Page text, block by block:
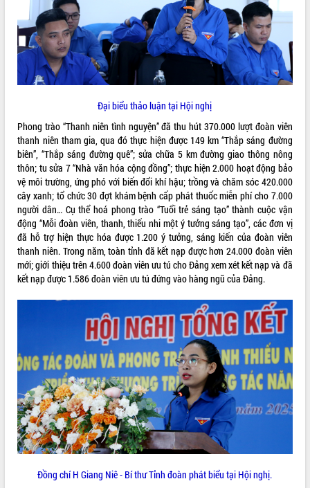
VIDEO
Lễ truy tặng danh hiệu “Bà Mẹ Việt
Nam Anh hùng” và trao Huân chương
Lao động
UBND tỉnh Đắk Lắk triển khai nhiệm
vụ 6 tháng cuối năm 2026
Kỳ họp thứ Hai, Hội đồng nhân dân
tỉnh khóa XI quyết nghị nhiều nội dung
quan trọng
Triết thăm, tặng quà người có công với
Rà soát, hoàn thiện hệ thống thiết chế
văn hóa, thể thao đáp ứng yêu cầu
phát triển mới
Thường trực HĐND tỉnh Đắk Lắk gặp
mặt Đoàn chuyên gia y tế TP. Hồ Chí
Minh
Lễ truy điệu và an táng hài cốt liệt sĩ
tại Nghĩa trang Liệt sĩ xã Sơn Hòa
Bàn giải pháp tháo gỡ khó khăn trong
xuất khẩu sầu riêng và triển khai quy
ALBUM ẢNH
LIÊN KẾT WEB
THỐNG KÊ TRUY CẬP
Đại biểu thảo luận tại Hội nghị
Phong trào “Thanh niên tình nguyện” đã thu hút 370.000 lượt đoàn viên
thanh niên tham gia, qua đó thực hiện được 149 km “Thắp sáng đường
biên”, “Thắp sáng đường quê”; sửa chữa 5 km đường giao thông nông
thôn; tu sửa 7 “Nhà văn hóa cộng đồng”; thực hiện 2.000 hoạt động bảo
vệ môi trường, ứng phó với biến đổi khí hậu; trồng và chăm sóc 420.000
cây xanh; tổ chức 30 đợt khám bệnh cấp phát thuốc miễn phí cho 7.000
người dân… Cụ thể hoá phong trào “Tuổi trẻ sáng tạo” thành cuộc vận
động “Mỗi đoàn viên, thanh, thiếu nhi một ý tưởng sáng tạo”, các đơn vị
đã hỗ trợ hiện thực hóa được 1.200 ý tưởng, sáng kiến của đoàn viên
thanh niên. Trong năm, toàn tỉnh đã kết nạp được hơn 24.000 đoàn viên
mới; giới thiệu trên 4.600 đoàn viên ưu tú cho Đảng xem xét kết nạp và đã
kết nạp được 1.586 đoàn viên ưu tú đứng vào hàng ngũ của Đảng.
Đồng chí H Giang Niê - Bí thư Tỉnh đoàn phát biểu tại Hội nghị.